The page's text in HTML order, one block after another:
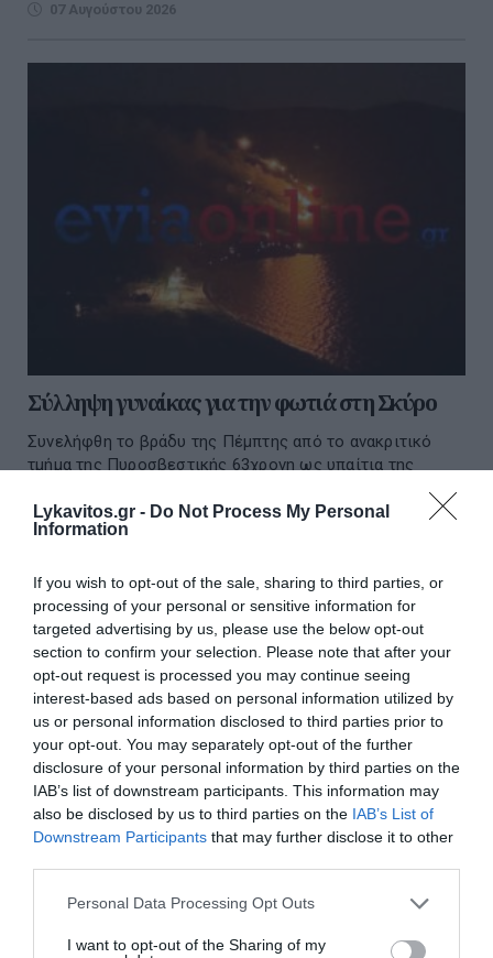
Lykavitos.gr - Do Not Process My Personal
Information
If you wish to opt-out of the sale, sharing to third parties, or
processing of your personal or sensitive information for
targeted advertising by us, please use the below opt-out
section to confirm your selection. Please note that after your
opt-out request is processed you may continue seeing
interest-based ads based on personal information utilized by
us or personal information disclosed to third parties prior to
your opt-out. You may separately opt-out of the further
disclosure of your personal information by third parties on the
IAB’s list of downstream participants. This information may
also be disclosed by us to third parties on the IAB’s List of
Downstream Participants that may further disclose it to other
Please note that this website/app uses one or more Google
not limited to your visit or usage behaviour. You may click to
Personal Data Processing Opt Outs
I want to opt-out of the Sharing of my
07 Αυγούστου 2026
Σύλληψη γυναίκας για την φωτιά στη Σκύρο
Συνελήφθη το βράδυ της Πέμπτης από το ανακριτικό
τμήμα της Πυροσβεστικής 63χρονη ως υπαίτια της
χρησιμοποιούσε για να λειτουργεί κουζίνα σε ...
διαβάστε επίσης
περισσότερες ειδήσεις από το lykavitos.gr